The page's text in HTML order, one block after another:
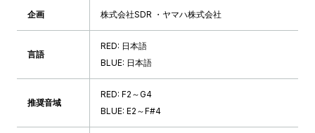
企画 株式会社SDR ・ヤマハ株式会社
言語
RED: 日本語
BLUE: 日本語
推奨音域
RED: F2～G4
BLUE: E2～F#4